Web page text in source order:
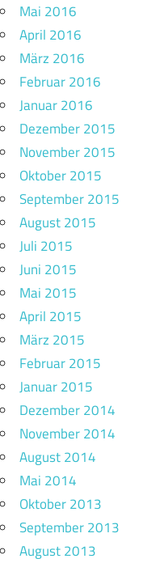
Mai 2016
April 2016
März 2016
Februar 2016
Januar 2016
Dezember 2015
November 2015
Oktober 2015
September 2015
August 2015
Juli 2015
Juni 2015
Mai 2015
April 2015
März 2015
Februar 2015
Januar 2015
Dezember 2014
November 2014
August 2014
Mai 2014
Oktober 2013
September 2013
August 2013